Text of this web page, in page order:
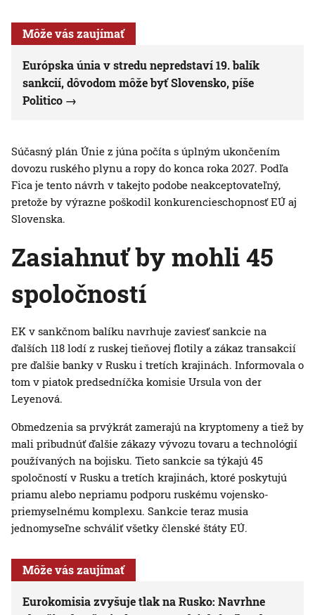
Môže vás zaujímať
Európska únia v stredu nepredstaví 19. balík
sankcií, dôvodom môže byť Slovensko, píše
Politico
Súčasný plán Únie z júna počíta s úplným ukončením
dovozu ruského plynu a ropy do konca roka 2027. Podľa
Fica je tento návrh v takejto podobe neakceptovateľný,
pretože by výrazne poškodil konkurencieschopnosť EÚ aj
Slovenska.
Zasiahnuť by mohli 45
spoločností
EK v sankčnom balíku navrhuje zaviesť sankcie na
ďalších 118 lodí z ruskej tieňovej flotily a zákaz transakcií
pre ďalšie banky v Rusku i tretích krajinách. Informovala o
tom v piatok predsedníčka komisie Ursula von der
Leyenová.
Obmedzenia sa prvýkrát zamerajú na kryptomeny a tiež by
mali pribudnúť ďalšie zákazy vývozu tovaru a technológií
používaných na bojisku. Tieto sankcie sa týkajú 45
spoločností v Rusku a tretích krajinách, ktoré poskytujú
priamu alebo nepriamu podporu ruskému vojensko-
priemyselnému komplexu. Sankcie teraz musia
jednomyseľne schváliť všetky členské štáty EÚ.
Môže vás zaujímať
Eurokomisia zvyšuje tlak na Rusko: Navrhne